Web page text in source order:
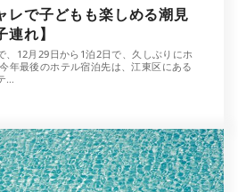
レで子どもも楽しめる潮見
れ】
、12月29日から1泊2日で、久しぶりにホ
年最後のホテル宿泊先は、江東区にある
…